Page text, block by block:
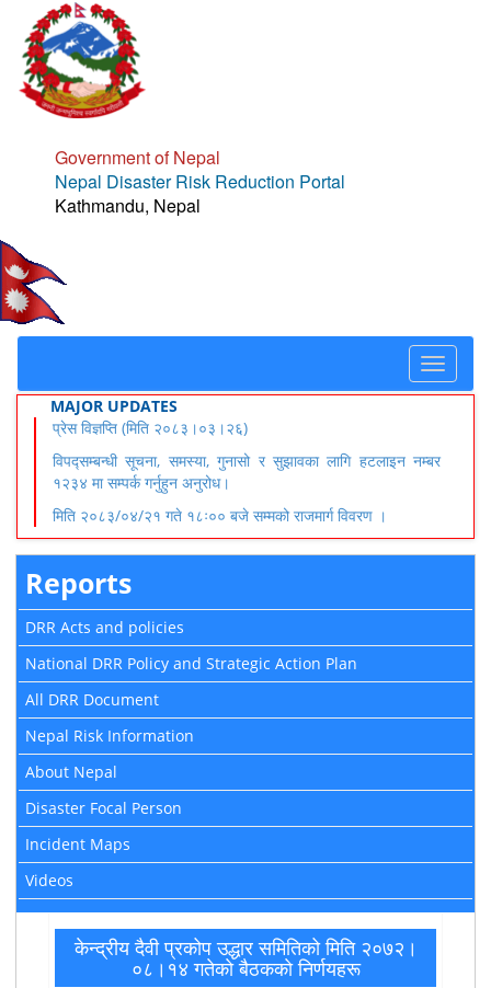
Government of Nepal
Nepal Disaster Risk Reduction Portal
Kathmandu, Nepal
Toggle
MAJOR UPDATES
प्रेस विज्ञप्ति (मिति २०८३।०३।२६)
विपद्सम्बन्धी सूचना, समस्या, गुनासो र सुझावका लागि हटलाइन नम्बर
१२३४ मा सम्पर्क गर्नुहुन अनुरोध।
मिति २०८३/०४/२१ गते १८ः०० बजे सम्मको राजमार्ग विवरण ।
Reports
DRR Acts and policies
National DRR Policy and Strategic Action Plan
All DRR Document
Nepal Risk Information
About Nepal
Disaster Focal Person
Incident Maps
Videos
केन्द्रीय दैवी प्रकोप उद्धार समितिको मिति २०७२।
०८।१४ गतेकाे बैठककाे निर्णयहरू